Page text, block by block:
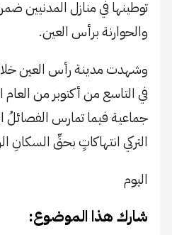
توطينها في منازل المدنيين
والحوارنة برأس العين.
وشهدت مدينة رأس العين
في التاسع من أكتوبر من
جماعية فيما تمارس الفصائلُ
التركي انتهاكاتٍ بحقِّ السكانِ
اليوم
شارك هذا الموضوع: